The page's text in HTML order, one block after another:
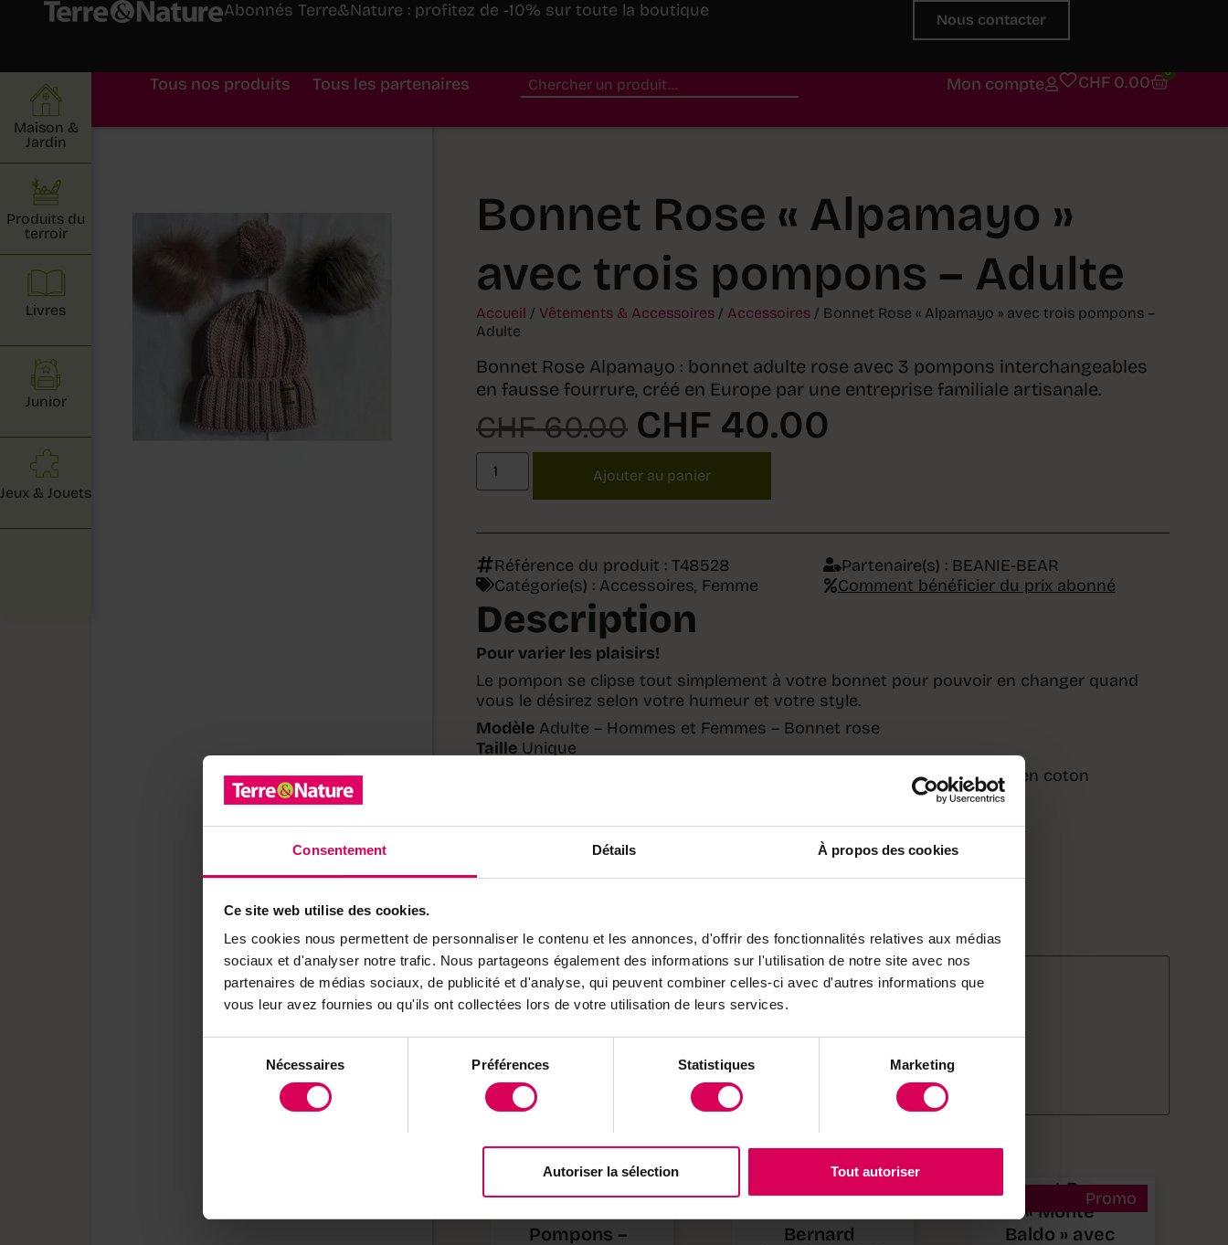
Consentement Détails À propos des cookies
Ce site web utilise des cookies.
Les cookies nous permettent de personnaliser le contenu et les annonces, d'offrir des fonctionnalités relatives aux médias
sociaux et d'analyser notre trafic. Nous partageons également des informations sur l'utilisation de notre site avec nos
partenaires de médias sociaux, de publicité et d'analyse, qui peuvent combiner celles-ci avec d'autres informations que
vous leur avez fournies ou qu'ils ont collectées lors de votre utilisation de leurs services.
consentement
Nécessaires Préférences Statistiques Marketing
Autoriser la sélection Tout autoriser
Abonnés Terre&Nature : profitez de -10% sur toute la boutique Nous contacter
Maison &
Jardin
Produits du
terroir
Livres
Junior
Jeux & Jouets
Tous nos produits Tous les partenaires Mon compte CHF0.00 0
Bonnet Rose « Alpamayo »
avec trois pompons – Adulte
Accueil / Vêtements & Accessoires / Accessoires / Bonnet Rose « Alpamayo » avec trois pompons –
Adulte
Bonnet Rose Alpamayo : bonnet adulte rose avec 3 pompons interchangeables
en fausse fourrure, créé en Europe par une entreprise familiale artisanale.
CHF60.00 CHF 40.00
Ajouter au panier
Référence du produit : T48528
Catégorie(s) : Accessoires, Femme
Partenaire(s) : BEANIE-BEAR
Comment bénéficier du prix abonné
Description
Pour varier les plaisirs!
Le pompon se clipse tout simplement à votre bonnet pour pouvoir en changer quand
vous le désirez selon votre humeur et votre style.
Modèle Adulte – Hommes et Femmes – Bonnet rose
Taille Unique
1 bonnet, 3 pompons interchangeables, 1 tote-bag en coton
Matière Bonnet75% acrylique, 15% polyamide, 10% laine
France et Suisse
En Europe dans une petite entreprise artisanale familiale
Notre partenaire
BEANIE-BEAR
Marque de vêtements à Yverdon-les-Bains
Découvrir ses produits
Vous pourriez aussi aimer
Promo
Pompons –
Bernard
Promo
Bonnet Rouge
« Monte
Baldo » avec